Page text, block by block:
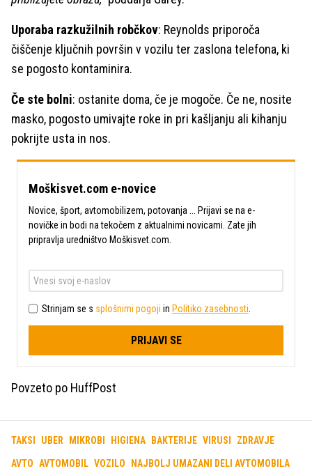
Uporaba razkužilnih robčkov: Reynolds priporoča
čiščenje ključnih površin v vozilu ter zaslona telefona, ki
se pogosto kontaminira.
Če ste bolni: ostanite doma, če je mogoče. Če ne, nosite
masko, pogosto umivajte roke in pri kašljanju ali kihanju
pokrijte usta in nos.
Moškisvet.com e-novice
Novice, šport, avtomobilizem, potovanja ... Prijavi se na e-
novičke in bodi na tekočem z aktualnimi novicami. Zate jih
pripravlja uredništvo Moškisvet.com.
Strinjam se s splošnimi pogoji in Politiko zasebnosti
PRIJAVI SE
Povzeto po HuffPost
TAKSI UBER MIKROBI HIGIENA BAKTERIJE VIRUSI ZDRAVJE
AVTO AVTOMOBIL VOZILO NAJBOLJ UMAZANI DELI AVTOMOBILA